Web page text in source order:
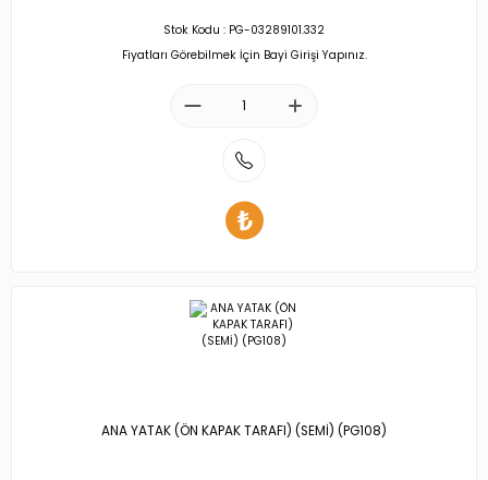
Stok Kodu : PG-03289101.332
Fiyatları Görebilmek İçin Bayi Girişi Yapınız.
ANA YATAK (ÖN KAPAK TARAFI) (SEMİ) (PG108)